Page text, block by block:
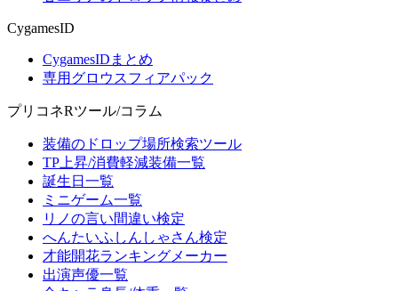
CygamesID
CygamesIDまとめ
専用グロウスフィアパック
プリコネRツール/コラム
装備のドロップ場所検索ツール
TP上昇/消費軽減装備一覧
誕生日一覧
ミニゲーム一覧
リノの言い間違い検定
へんたいふしんしゃさん検定
才能開花ランキングメーカー
出演声優一覧